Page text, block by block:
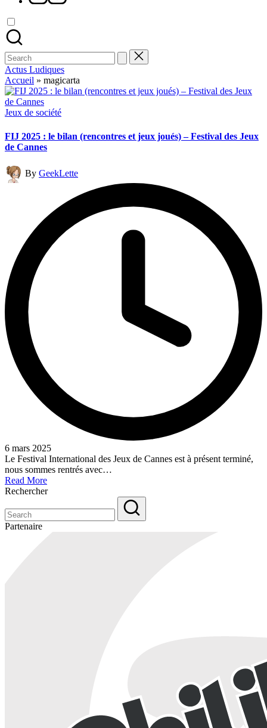
Search
for:
Actus Ludiques
Accueil » magicarta
Posted
Jeux de société
FIJ 2025 : le bilan (rencontres et jeux joués) – Festival des Jeux
de Cannes
Posted
by
By GeekLette
6 mars 2025
Le Festival International des Jeux de Cannes est à présent terminé,
nous sommes rentrés avec…
Read More
Rechercher
Partenaire